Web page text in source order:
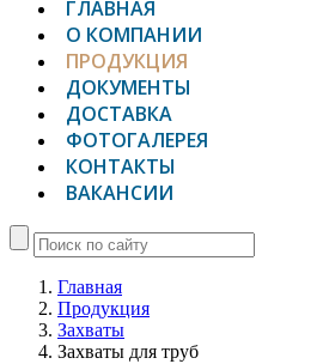
ГЛАВНАЯ
О КОМПАНИИ
ПРОДУКЦИЯ
ДОКУМЕНТЫ
ДОСТАВКА
ФОТОГАЛЕРЕЯ
КОНТАКТЫ
ВАКАНСИИ
Главная
Продукция
Захваты
Захваты для труб